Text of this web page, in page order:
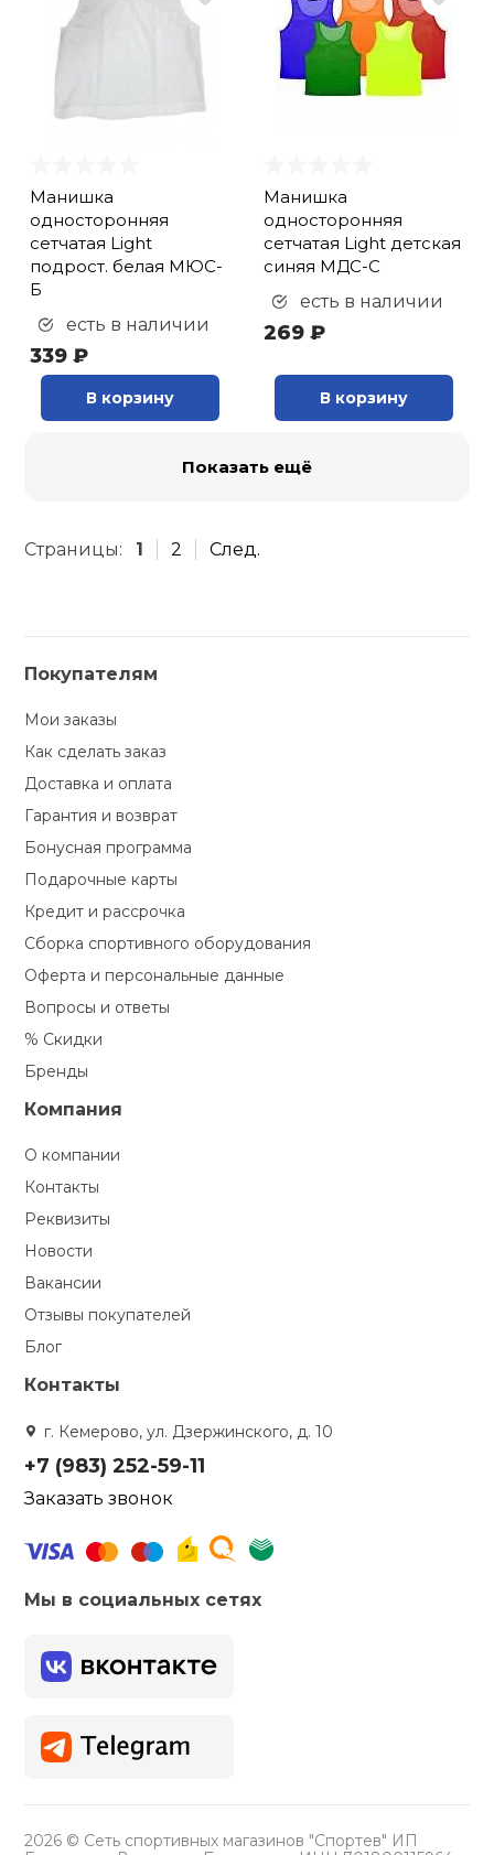
Манишка
односторонняя
сетчатая Light
подрост. белая МЮС-
Б
есть в наличии
339 ₽
В корзину
Манишка
односторонняя
сетчатая Light детская
синяя МДС-С
есть в наличии
269 ₽
В корзину
Показать ещё
Страницы: 1 2 След.
Покупателям
Мои заказы
Как сделать заказ
Доставка и оплата
Гарантия и возврат
Бонусная программа
Подарочные карты
Кредит и рассрочка
Сборка спортивного оборудования
Оферта и персональные данные
Вопросы и ответы
% Скидки
Бренды
Компания
О компании
Контакты
Реквизиты
Новости
Вакансии
Отзывы покупателей
Блог
Контакты
г. Кемерово, ул. Дзержинского, д. 10
+7 (983) 252-59-11
Заказать звонок
Мы в социальных сетях
2026 © Сеть спортивных магазинов "Спортев" ИП